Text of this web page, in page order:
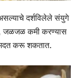
दर्शविलेले संयुगे
जळजळ कमी करण्यास
करू शकतात.